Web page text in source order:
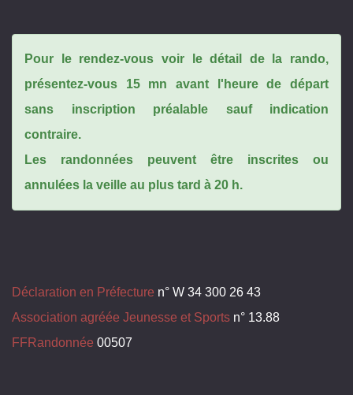
Pour le rendez-vous voir le détail de la rando,
présentez-vous 15 mn avant l'heure de départ
sans inscription préalable sauf indication
contraire.
Les randonnées peuvent être inscrites ou
annulées la veille au plus tard à 20 h.
Déclaration en Préfecture n° W 34 300 26 43
Association agréée Jeunesse et Sports n° 13.88
FFRandonnée 00507